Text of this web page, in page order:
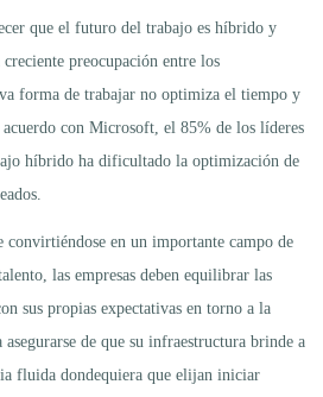
que el futuro del trabajo es híbrido y
preocupación entre los
forma de trabajar no optimiza el tiempo y
con Microsoft, el 85% de los líderes
híbrido ha dificultado la optimización de
en un importante campo de
las empresas deben equilibrar las
sus propias expectativas en torno a la
de que su infraestructura brinde a
fluida dondequiera que elijan iniciar